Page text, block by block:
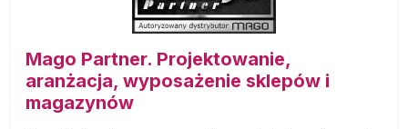
Mago Partner. Projektowanie,
aranżacja, wyposażenie sklepów i
magazynów